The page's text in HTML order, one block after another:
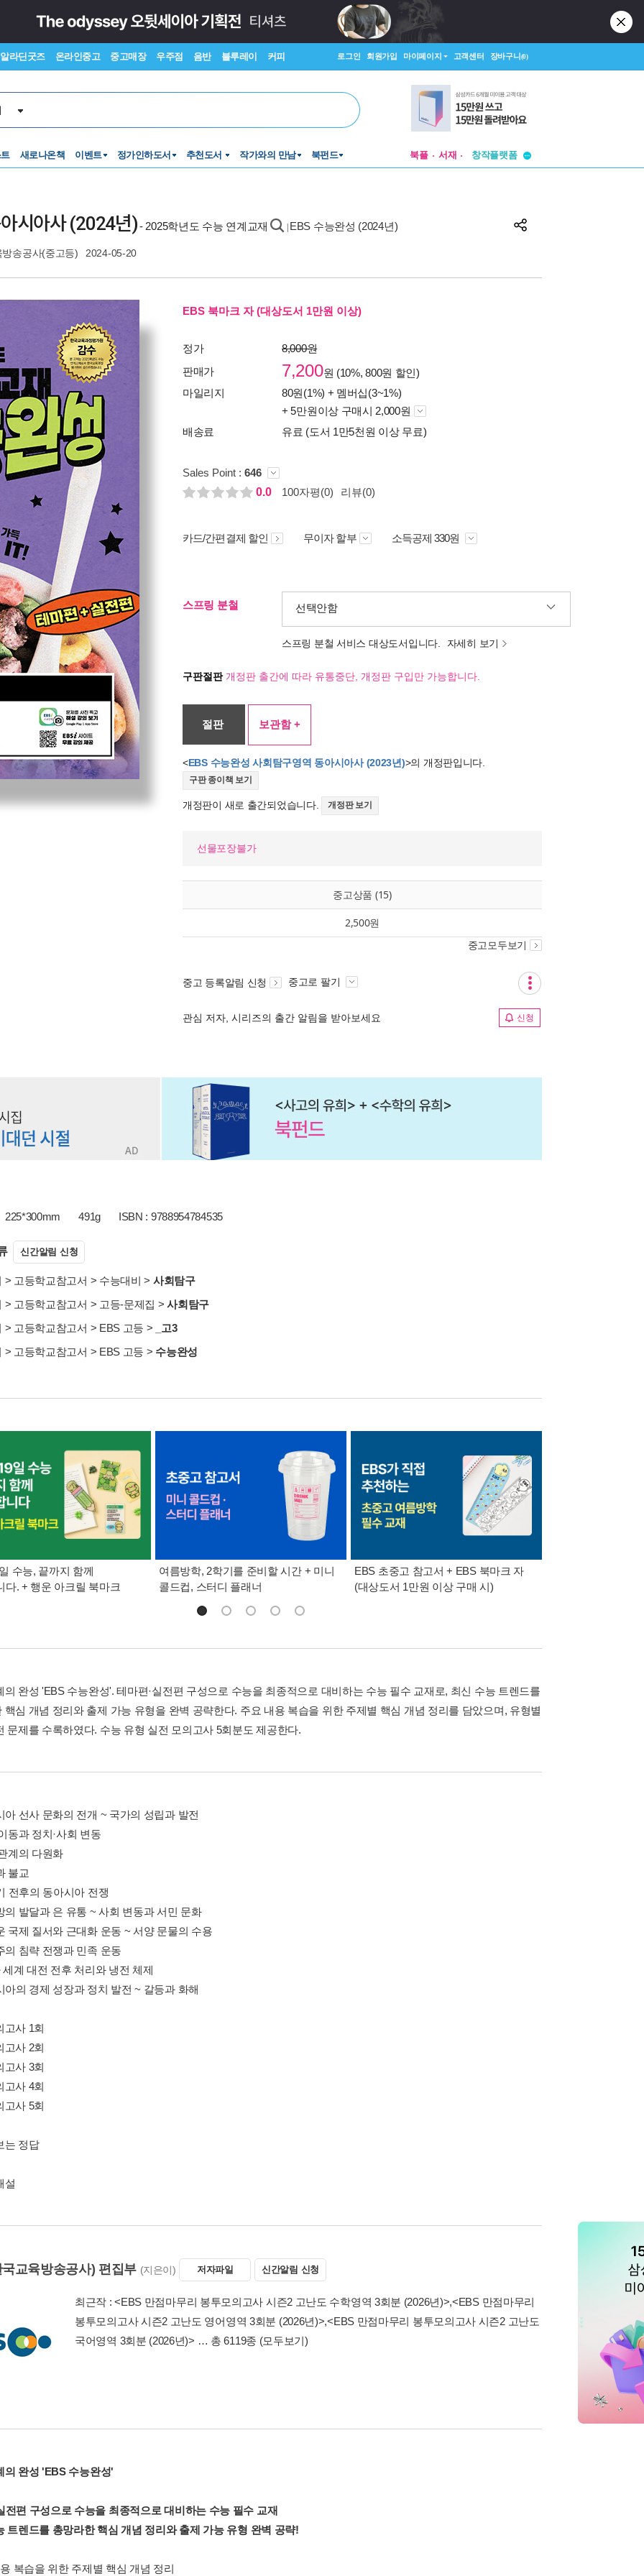
알라딘굿즈 온라인중고 중고매장 우주점 음반 블루레이 커피 로그인 회원가입 마이페이지 고객센터 장바구니(0)
새로나온책 이벤트 정가인하도서 추천도서 작가와의 만남 북펀드 북플 서재
창작플랫폼
시아사 (2024년)- 2025학년도 수능 연계교재 EBS 수능완성 (2024년)
송공사(중고등) 2024-05-20
EBS 북마크 자 (대상도서 1만원 이상)
정가
8,000원
판매가
7,200원 (10%, 800원 할인)
마일리지
80원(1%) + 멤버십(3~1%)
+ 5만원이상 구매시 2,000원
배송료
유료 (도서 1만5천원 이상 무료)
Sales Point : 646
0.0
100자평(0) 리뷰(0)
카드/간편결제 할인 무이자 할부 소득공제 330원
스프링 분철 선택안함
스프링 분철 서비스 대상도서입니다. 자세히 보기
구판절판개정판 출간에 따라 유통중단, 개정판 구입만 가능합니다.
절판 보관함 +
<EBS 수능완성 사회탐구영역 동아시아사 (2023년)>의 개정판입니다.
구판 종이책 보기
개정판이 새로 출간되었습니다. 개정판 보기
선물포장불가
중고상품 (15)
2,500원
중고모두보기
중고 등록알림 신청 중고로 팔기
관심 저자, 시리즈의 출간 알림을 받아보세요 신청
225*300mm 491g ISBN : 9788954784535
신간알림 신청
> 고등학교참고서 > 수능대비 > 사회탐구
> 고등학교참고서 > 고등-문제집 >사회탐구
> 고등학교참고서 > EBS 고등 >
_고3
> 고등학교참고서 > EBS 고등 > 수능완성
수능, 끝까지 함께
다. + 행운 아크릴 북마크
여름방학, 2학기를 준비할 시간 + 미니
콜드컵, 스터디 플래너
EBS 초중고 참고서 + EBS 북마크 자
(대상도서 1만원 이상 구매 시)
의 완성 'EBS 수능완성'. 테마편·실전편 구성으로 수능을 최종적으로 대비하는 수능 필수 교재로, 최신 수능 트렌드를
핵심 개념 정리와 출제 가능 유형을 완벽 공략한다. 주요 내용 복습을 위한 주제별 핵심 개념 정리를 담았으며, 유형별
문제를 수록하였다. 수능 유형 실전 모의고사 5회분도 제공한다.
아 선사 문화의 전개 ~ 국가의 성립과 발전
동과 정치·사회 변동
계의 다원화
불교
전후의 동아시아 전쟁
의 발달과 은 유통 ~ 사회 변동과 서민 문화
국제 질서와 근대화 운동 ~ 서양 문물의 수용
의 침략 전쟁과 민족 운동
세계 대전 전후 처리와 냉전 체제
아의 경제 성장과 정치 발전 ~ 갈등과 화해
고사 1회
고사 2회
고사 3회
고사 4회
고사 5회
는 정답
설
교육방송공사) 편집부 (지은이) 저자파일 신간알림 신청
최근작 :<EBS 만점마무리 봉투모의고사 시즌2 고난도 수학영역 3회분 (2026년)>,<EBS 만점마무리
봉투모의고사 시즌2 고난도 영어영역 3회분 (2026년)>,<EBS 만점마무리 봉투모의고사 시즌2 고난도
국어영역 3회분 (2026년)> … 총 6119종 (모두보기)
의 완성 'EBS 수능완성'
전편 구성으로 수능을 최종적으로 대비하는 수능 필수 교재
트렌드를 총망라한 핵심 개념 정리와 출제 가능 유형 완벽 공략!
복습을 위한 주제별 핵심 개념 정리